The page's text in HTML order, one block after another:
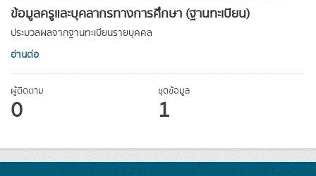
ข้อมูลครูและบุคลากรทางการศึกษา (ฐานทะเบียน)
ประมวลผลจากฐานทะเบียนรายบุคคล
อ่านต่อ
ผู้ติดตาม
0
ชุดข้อมูล
1